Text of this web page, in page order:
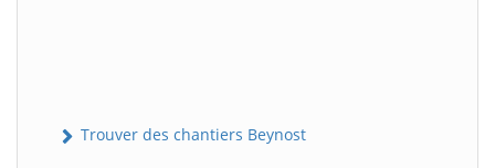
Trouver des chantiers Beynost